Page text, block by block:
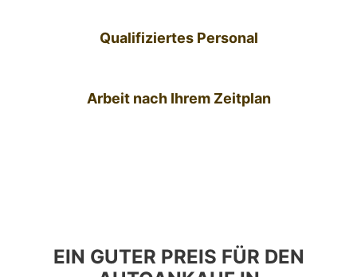
Qualifiziertes Personal
Arbeit nach Ihrem Zeitplan
EIN GUTER PREIS FÜR DEN